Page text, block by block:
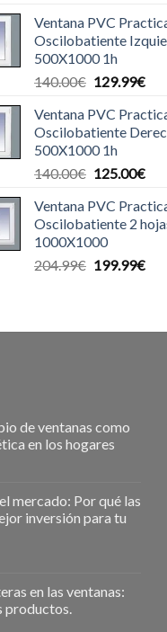
original
era:
440.00€.
es:
Ventana PVC
Oscilobatiente
500X1000 1h
140.00€ El
original
era:
140.00€.
129.99€El
es:
Ventana PVC
Oscilobatiente
500X1000 1h
140.00€ El
original
era:
140.00€.
125.00€El
es:
Ventana PVC
Oscilobatiente 2
1000X1000
204.99€ El
199.99€El
de ventanas como
en los hogares
mercado: Por qué las
inversión para tu
en las ventanas:
productos.